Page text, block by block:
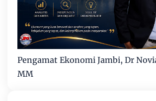
Pengamat Ekonomi Jambi, Dr
MM